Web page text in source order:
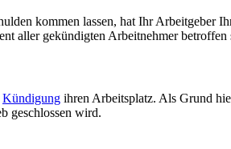
kommen lassen, hat Ihr Arbeitgeber
aller gekündigten Arbeitnehmer betroffen
Kündigung ihren Arbeitsplatz. Als Grund
geschlossen wird.